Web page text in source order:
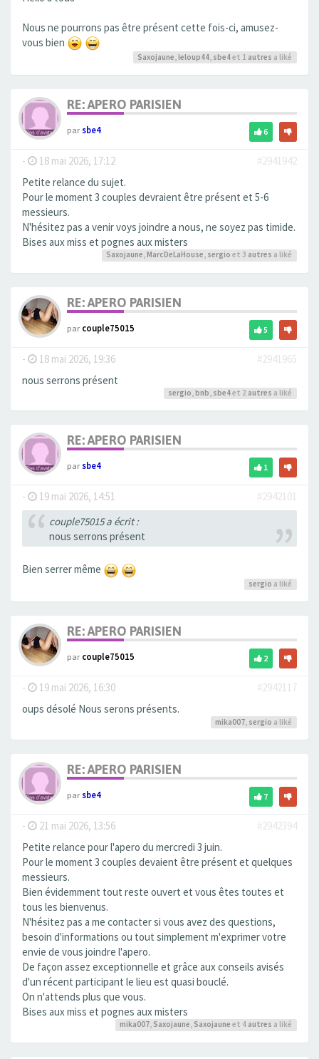
Nous ne pourrons pas être présent cette fois-ci, amusez-
vous bien
Saxojaune leloup44 sbe4et 1 autres a liké
RE: APERO PARISIEN
parsbe4 6
- 18 mai 2026, 17:12
#2941942
Petite relance du sujet.
Pour le moment 3 couples devraient être présent et 5-6
messieurs.
N'hésitez pas a venir voys joindre a nous, ne soyez pas timide.
Bises aux miss et pognes aux misters
Saxojaune, MarcDeLaHouse, sergio et 3 autres a liké
RE: APERO PARISIEN
parcouple75015 5
- 18 mai 2026, 19:36
#2941965
nous serrons présent
sergio, bnb, sbe4et 2 autres a liké
RE: APERO PARISIEN
parsbe4 1
- 19 mai 2026, 14:51
#2942101
couple75015 a écrit :
nous serrons présent
Bien serrer même
sergio a liké
RE: APERO PARISIEN
parcouple75015 2
- 19 mai 2026, 16:30
#2942117
oups désolé Nous serons présents.
mika007 sergio a liké
RE: APERO PARISIEN
parsbe4 7
- 21 mai 2026, 13:56
#2942394
Petite relance pour l'apero du mercredi 3 juin.
Pour le moment 3 couples devaient être présent et quelques
messieurs.
Bien évidemment tout reste ouvert et vous êtes toutes et
tous les bienvenus.
N'hésitez pas a me contacter si vous avez des questions,
besoin d'informations ou tout simplement m'exprimer votre
envie de vous joindre l'apero.
De façon assez exceptionnelle et grâce aux conseils avisés
d'un récent participant le lieu est quasi bouclé.
On n'attends plus que vous.
Bises aux miss et pognes aux misters
mika007, Saxojaune, Saxojaune et 4 autres a liké